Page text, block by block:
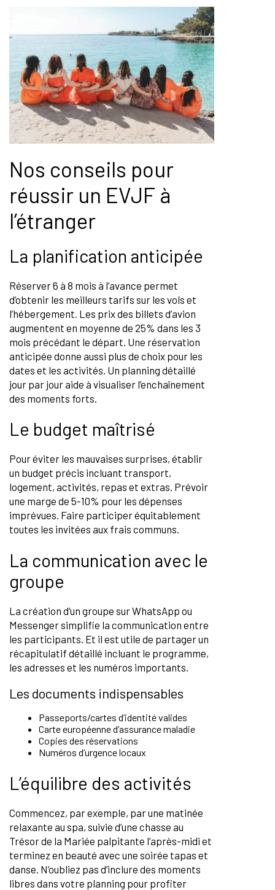
Nos conseils pour
réussir un EVJF à
l’étranger
La planification anticipée
Réserver 6 à 8 mois à l’avance permet
d’obtenir les meilleurs tarifs sur les vols et
l’hébergement. Les prix des billets d’avion
augmentent en moyenne de 25% dans les 3
mois précédant le départ. Une réservation
anticipée donne aussi plus de choix pour les
dates et les activités. Un planning détaillé
jour par jour aide à visualiser l’enchaînement
des moments forts.
Le budget maîtrisé
Pour éviter les mauvaises surprises, établir
un budget précis incluant transport,
logement, activités, repas et extras. Prévoir
une marge de 5-10% pour les dépenses
imprévues. Faire participer équitablement
toutes les invitées aux frais communs.
La communication avec le
groupe
La création d’un groupe sur WhatsApp ou
Messenger simplifie la communication entre
les participants. Et il est utile de partager un
récapitulatif détaillé incluant le programme,
les adresses et les numéros importants.
Les documents indispensables
Passeports/cartes d’identité valides
Carte européenne d’assurance maladie
Copies des réservations
Numéros d’urgence locaux
L’équilibre des activités
Commencez, par exemple, par une matinée
relaxante au spa, suivie d’une chasse au
Trésor de la Mariée palpitante l’après-midi et
terminez en beauté avec une soirée tapas et
danse. N’oubliez pas d’inclure des moments
libres dans votre planning pour profiter